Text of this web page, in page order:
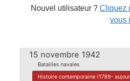
Nouvel utilisateur ?Cliquez
vous
15 novembre 1942
Batailles navales
Histoire contemporaine (1789-